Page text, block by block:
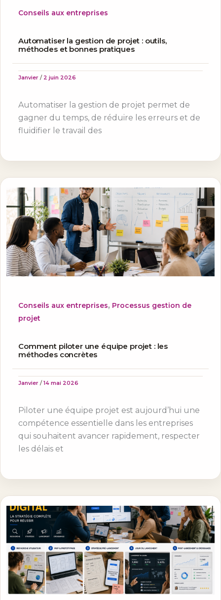
Conseils aux entreprises
Automatiser la gestion de projet : outils,
méthodes et bonnes pratiques
Janvier / 2 juin 2026
Automatiser la gestion de projet permet de
gagner du temps, de réduire les erreurs et de
fluidifier le travail des
Conseils aux entreprises, Processus gestion de
projet
Comment piloter une équipe projet : les
méthodes concrètes
Janvier /14 mai 2026
Piloter une équipe projet est aujourd’hui une
compétence essentielle dans les entreprises
qui souhaitent avancer rapidement, respecter
les délais et